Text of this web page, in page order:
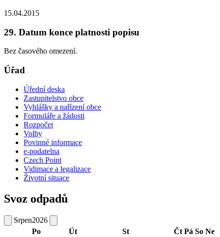
15.04.2015
29. Datum konce platnosti popisu
Bez časového omezení.
Úřad
Úřední deska
Zastupitelstvo obce
Vyhlášky a nařízení obce
Formuláře a žádosti
Rozpočet
Volby
Povinné informace
e-podatelna
Czech Point
Vidimace a legalizace
Životní situace
Svoz odpadů
Srpen2026
Po
Út St Čt Pá So Ne